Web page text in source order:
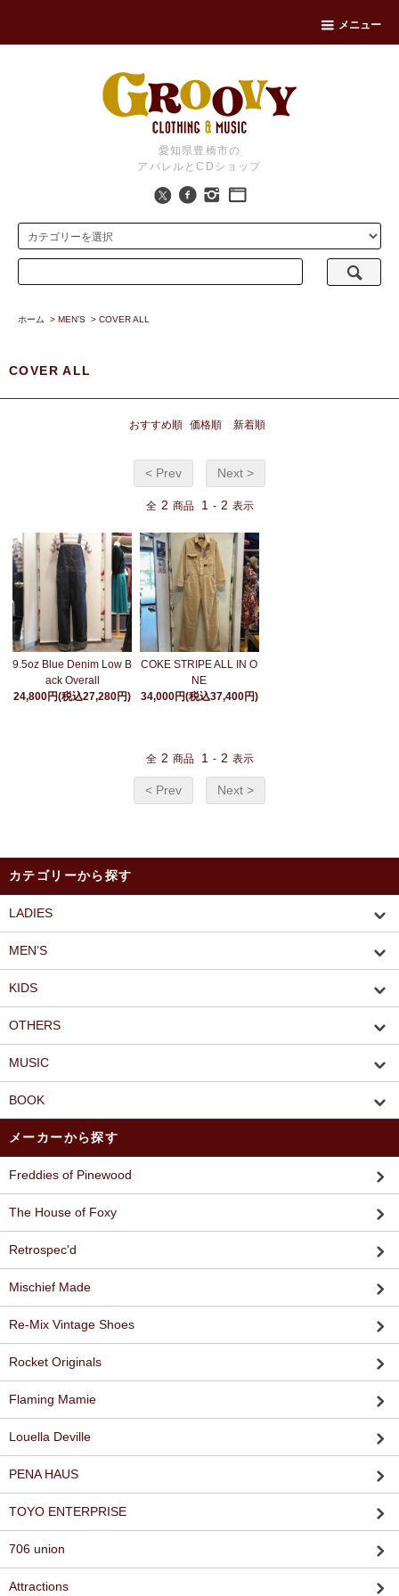
メニュー
愛知県豊橋市の
アパレルとCDショップ
ホーム > MEN’S > COVER ALL
COVER ALL
おすすめ順 価格順 新着順
< Prev Next >
全 2 商品 1 - 2 表示
9.5oz Blue Denim Low B
ack Overall
24,800円(税込27,280円)
COKE STRIPE ALL IN O
NE
34,000円(税込37,400円)
全 2 商品 1 - 2 表示
< Prev Next >
カテゴリーから探す
LADIES
MEN’S
KIDS
OTHERS
MUSIC
BOOK
メーカーから探す
Freddies of Pinewood
The House of Foxy
Retrospec'd
Mischief Made
Re-Mix Vintage Shoes
Rocket Originals
Flaming Mamie
Louella Deville
PENA HAUS
TOYO ENTERPRISE
706 union
Attractions